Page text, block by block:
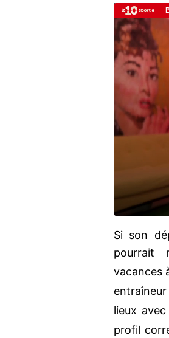
Si son
pourrait
vacances
entraîneur
lieux avec
profil